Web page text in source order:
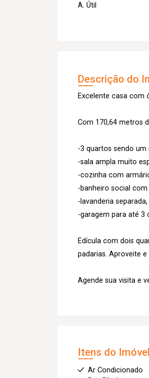
A. Útil
Descrição do
Excelente casa com
Com 170,64 metros
-3 quartos sendo
-sala ampla muito
-cozinha com
-banheiro social
-lavanderia separada,
-garagem para até 3
Edícula com dois
padarias. Aproveite
Agende sua visita e
Itens do Imóvel
Ar Condicionado